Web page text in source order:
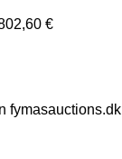
€
fymasauctions.dk